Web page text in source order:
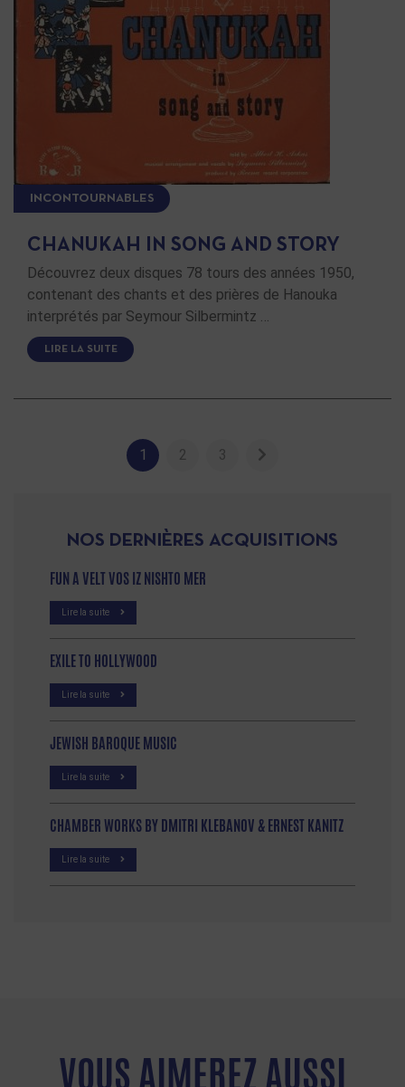
INCONTOURNABLES
CHANUKAH IN SONG AND STORY
Découvrez deux disques 78 tours des années 1950,
contenant des chants et des prières de Hanouka
interprétés par Seymour Silbermintz …
LIRE LA SUITE
1 2 3
NOS DERNIÈRES ACQUISITIONS
FUN A VELT VOS IZ NISHTO MER
Lire la suite
EXILE TO HOLLYWOOD
Lire la suite
JEWISH BAROQUE MUSIC
Lire la suite
CHAMBER WORKS BY DMITRI KLEBANOV & ERNEST KANITZ
Lire la suite
VOUS AIMEREZ AUSSI